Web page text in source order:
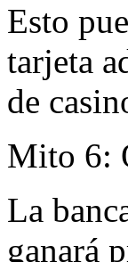
Esto
tarjeta
de
Mito 6:
La
ganará